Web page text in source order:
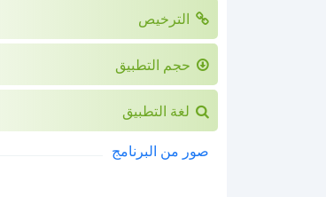
الترخيص
حجم التطبيق
لغة التطبيق
صور من البرنامج